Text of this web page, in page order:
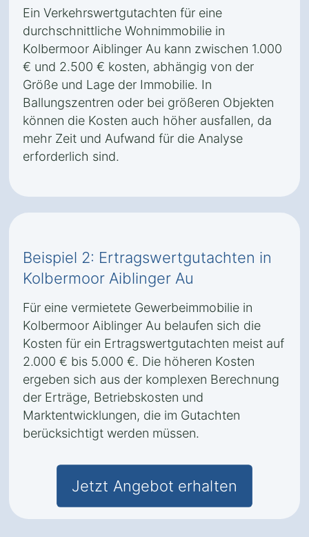
Ein Verkehrswertgutachten für eine
durchschnittliche Wohnimmobilie in
Kolbermoor Aiblinger Au kann zwischen 1.000
€ und 2.500 € kosten, abhängig von der
Größe und Lage der Immobilie. In
Ballungszentren oder bei größeren Objekten
können die Kosten auch höher ausfallen, da
mehr Zeit und Aufwand für die Analyse
erforderlich sind.
Beispiel 2: Ertragswertgutachten in
Kolbermoor Aiblinger Au
Für eine vermietete Gewerbeimmobilie in
Kolbermoor Aiblinger Au belaufen sich die
Kosten für ein Ertragswertgutachten meist auf
2.000 € bis 5.000 €. Die höheren Kosten
ergeben sich aus der komplexen Berechnung
der Erträge, Betriebskosten und
Marktentwicklungen, die im Gutachten
berücksichtigt werden müssen.
Jetzt Angebot erhalten